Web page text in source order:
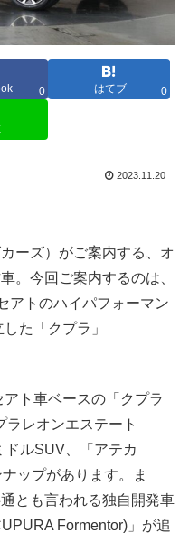
0 はてブ 0
2023.11.20
ーズ）がご案内する、オ
。今回ご案内するのは、
アトのハイパフォーマン
た「クプラ」
ト車ベースの「クプラ
ラレオンエステート
ルSUV、「アテカ
ップがあります。ま
とも言われる独自開発車
Formentor)」が追